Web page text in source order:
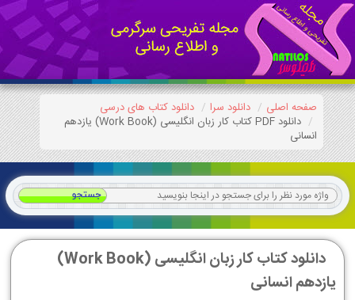
صفحه اصلی دانلود سرا
دانلود کتاب های درسی
دانلود PDF کتاب کار زبان انگلیسی (Work Book) یازدهم
انسانی
دانلود کتاب کار زبان انگلیسی (Work Book)
یازدهم انسانی